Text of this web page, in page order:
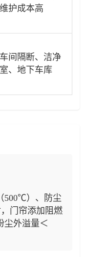
维护成本高
车间隔断、洁净
室、地下车库
500℃）、防尘
门帘添加阻燃
尘外溢量＜